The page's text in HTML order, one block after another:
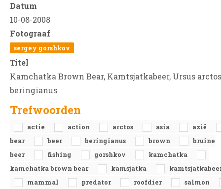
Datum
10-08-2008
Fotograaf
sergey gorshkov
Titel
Kamchatka Brown Bear, Kamtsjatkabeer, Ursus arctos
beringianus
Trefwoorden
actie action arctos asia
azië
bear
beer beringianus brown
bruine
beer
fishing gorshkov
kamchatka
kamchatka brown bear
kamsjatka
mammal
predator roofdier
salmon